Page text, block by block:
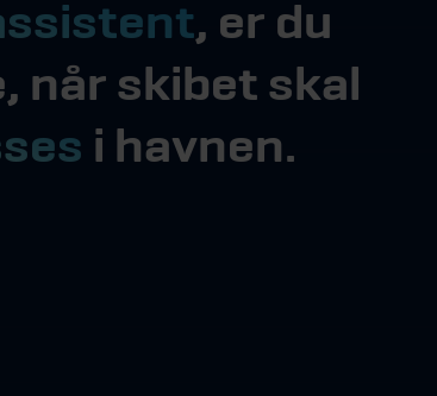
, er du
når skibet skal
i havnen.